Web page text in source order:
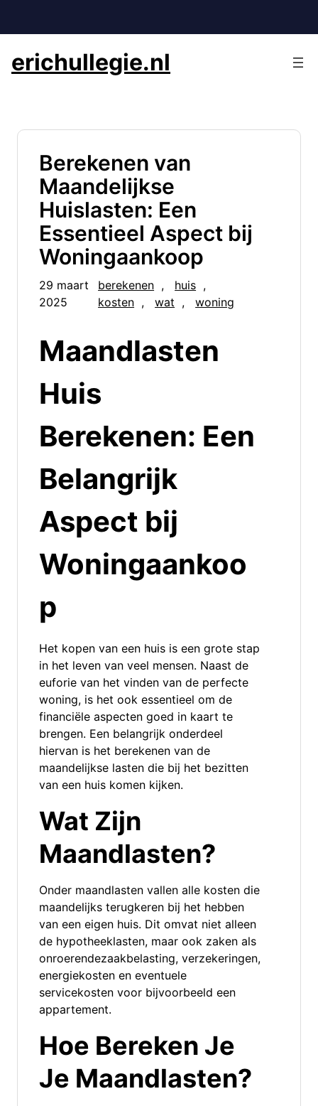
inhoud
erichullegie.nl
Berekenen van
Maandelijkse
Huislasten: Een
Essentieel Aspect bij
Woningaankoop
29 maart
2025
berekenen , huis
kosten , wat , woning
Maandlasten
Huis
Berekenen: Een
Belangrijk
Aspect bij
Woningaankoo
p
Het kopen van een huis is een grote stap
in het leven van veel mensen. Naast de
euforie van het vinden van de perfecte
woning, is het ook essentieel om de
financiële aspecten goed in kaart te
brengen. Een belangrijk onderdeel
hiervan is het berekenen van de
maandelijkse lasten die bij het bezitten
van een huis komen kijken.
Wat Zijn
Maandlasten?
Onder maandlasten vallen alle kosten die
maandelijks terugkeren bij het hebben
van een eigen huis. Dit omvat niet alleen
de hypotheeklasten, maar ook zaken als
onroerendezaakbelasting, verzekeringen,
energiekosten en eventuele
servicekosten voor bijvoorbeeld een
appartement.
Hoe Bereken Je
Je Maandlasten?